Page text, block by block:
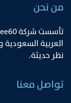
من نحن
اﻟﻌﺮﺑﻴﺔ
ﻧﻈﺮ ﺣﺪﻳﺜﺔ.
تواصل معنا